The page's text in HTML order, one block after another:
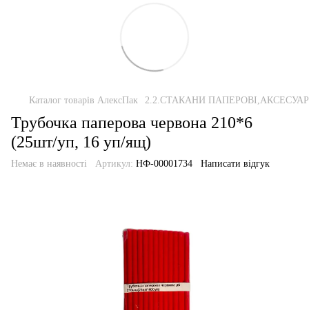
Каталог товарів АлексПак 2.2.СТАКАНИ
Трубочка паперова червона 210*6
(25шт/уп, 16 уп/ящ)
Немає в наявності Артикул: НФ-00001734 Написати відгук